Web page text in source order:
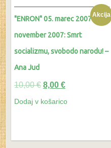
Akcija
"ENRON" 05. marec 2007 – 13.
november 2007: Smrt
socializmu, svobodo narodu! –
Ana Jud
10,00€ 8,00 €
Dodaj v košarico